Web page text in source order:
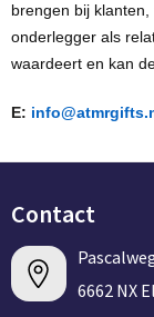
brengen bij
onderlegger als
waardeert en kan
E:
Contact
6662 NX